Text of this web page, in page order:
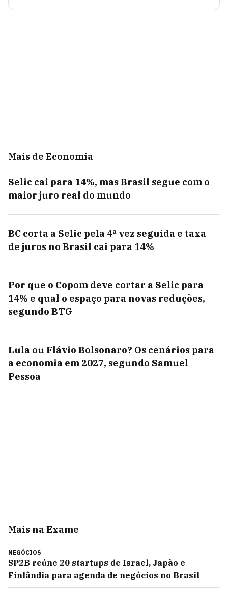
Mais de Economia
Selic cai para 14%, mas Brasil segue com o
maior juro real do mundo
BC corta a Selic pela 4ª vez seguida e taxa
de juros no Brasil cai para 14%
Por que o Copom deve cortar a Selic para
14% e qual o espaço para novas reduções,
segundo BTG
Lula ou Flávio Bolsonaro? Os cenários para
a economia em 2027, segundo Samuel
Pessoa
Mais na Exame
NEGÓCIOS
SP2B reúne 20 startups de Israel, Japão e
Finlândia para agenda de negócios no Brasil